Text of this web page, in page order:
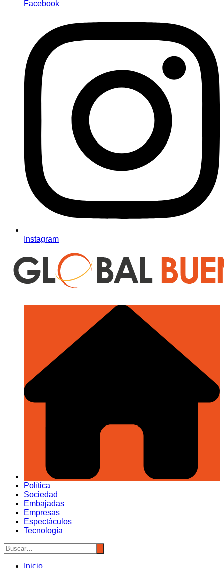
Facebook
Instagram
Política
Sociedad
Embajadas
Empresas
Espectáculos
Tecnología